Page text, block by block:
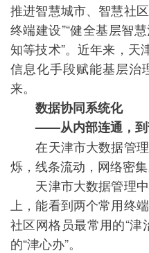
推进智慧城市、智慧社
终端建设”“健全基层智
知等技术”。近年来，天
信息化手段赋能基层治
来。
数据协同系统化
——从内部连通，到
在天津市大数据管理
烁，线条流动，网络密集
天津市大数据管理中
上，能看到两个常用终
社区网格员最常用的“津
的“津心办”。